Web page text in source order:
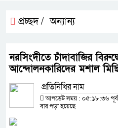
প্রচ্ছদ / অন্যান্য
নরসিংদীতে চাঁদাবাজির
আন্দোলনকারিদের মশাল
প্রতিনিধির নাম
আপডেট সময় : ০৫:১৮:৩৬
বার পড়া হয়েছে